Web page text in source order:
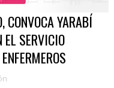
CONVOCA YARABÍ
SERVICIO